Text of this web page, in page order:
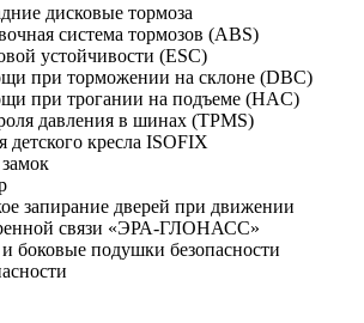
дисковые тормоза
система тормозов (ABS)
устойчивости (ESC)
при торможении на склоне (DBC)
при трогании на подъеме (HAC)
давления в шинах (TPMS)
детского кресла ISOFIX
запирание дверей при движении
связи «ЭРА-ГЛОНАСС»
боковые подушки безопасности